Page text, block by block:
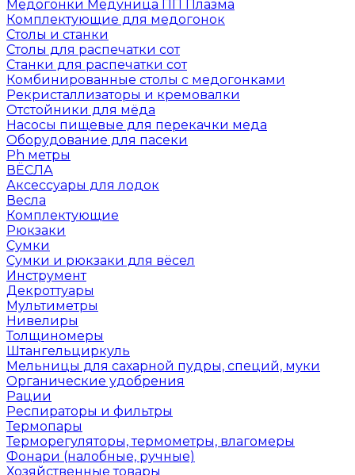
Медогонки Медуница ПП Плазма
Комплектующие для медогонок
Столы и станки
Столы для распечатки сот
Станки для распечатки сот
Комбинированные столы с медогонками
Рекристаллизаторы и кремовалки
Отстойники для мёда
Насосы пищевые для перекачки меда
Оборудование для пасеки
Ph метры
ВЁСЛА
Аксессуары для лодок
Весла
Комплектующие
Рюкзаки
Сумки
Сумки и рюкзаки для вёсел
Инструмент
Декроттуары
Мультиметры
Нивелиры
Толщиномеры
Штангельциркуль
Мельницы для сахарной пудры, специй, муки
Органические удобрения
Рации
Респираторы и фильтры
Термопары
Терморегуляторы, термометры, влагомеры
Фонари (налобные, ручные)
Хозяйственные товары